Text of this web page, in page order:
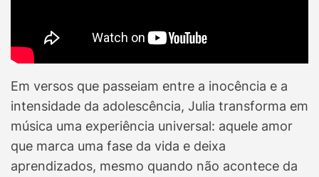
Em versos que passeiam entre a inocência e a
intensidade da adolescência, Julia transforma em
música uma experiência universal: aquele amor
que marca uma fase da vida e deixa
aprendizados, mesmo quando não acontece da